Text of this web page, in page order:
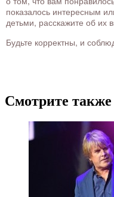
показалось интересным
детьми, расскажите об их
Будьте корректны, и
Смотрите